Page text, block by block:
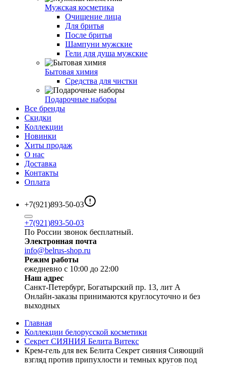
Мужская косметика
Очищение лица
Для бритья
После бритья
Шампуни мужские
Гели для душа мужские
Бытовая химия
Средства для чистки
Подарочные наборы
Все бренды
Скидки
Коллекции
Новинки
Хиты продаж
О нас
Доставка
Контакты
Оплата
+7(921)893-50-03
+7(921)893-50-03
По России звонок бесплатный.
Электронная почта
info@belrus-shop.ru
Режим работы
ежедневно с 10:00 до 22:00
Наш адрес
Санкт-Петербург, Богатырский пр. 13, лит А
Онлайн-заказы принимаются круглосуточно и без
выходных
Главная
Коллекции белорусской косметики
Секрет СИЯНИЯ Белита Витекс
Крем-гель для век Белита Секрет сияния Сияющий
взгляд против припухлости и темных кругов под